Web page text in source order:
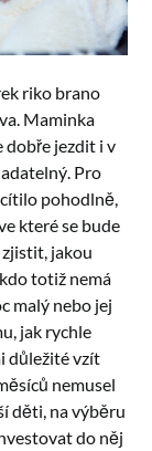
riko brano
Maminka
dobře jezdit i v
Pro
pohodlně,
které se bude
jakou
totiž nemá
malý nebo jej
jak rychle
důležité vzít
nemusel
děti, na výběru
do něj